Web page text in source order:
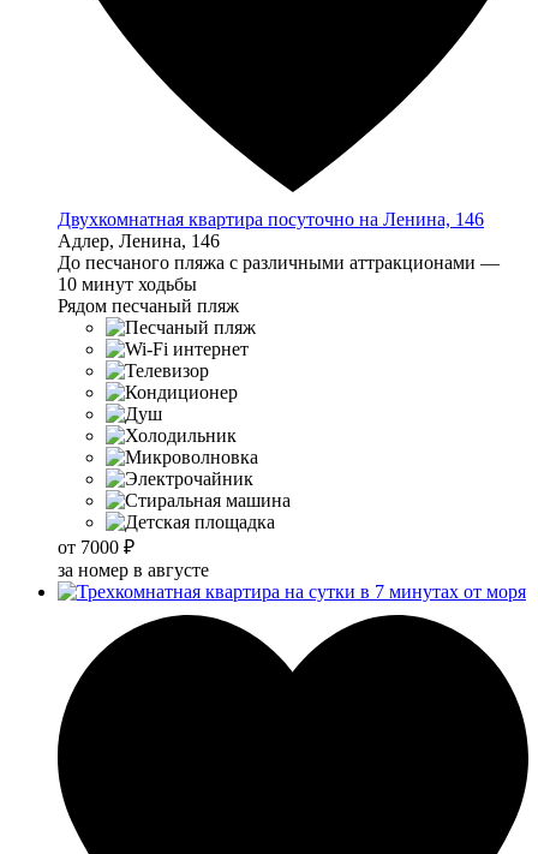
Двухкомнатная квартира посуточно на Ленина, 146
Адлер, Ленина, 146
До песчаного пляжа с различными аттракционами —
10 минут ходьбы
Рядом песчаный пляж
от 7000 ₽
за номер в августе